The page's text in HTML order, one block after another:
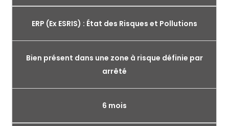
ERP (Ex ESRIS) : État des Risques et Pollutions
Bien présent dans une zone à risque définie par
arrêté
6 mois